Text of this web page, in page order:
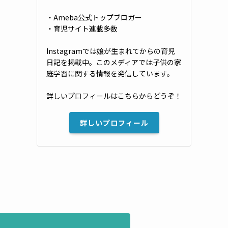
・Ameba公式トップブロガー
・育児サイト連載多数
Instagramでは娘が生まれてからの育児
日記を掲載中。このメディアでは子供の家
庭学習に関する情報を発信しています。
詳しいプロフィールはこちらからどうぞ！
詳しいプロフィール